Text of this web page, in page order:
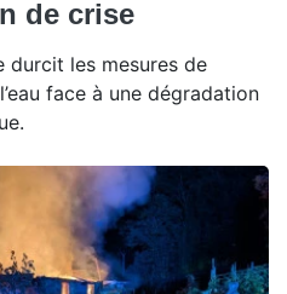
de crise
durcit les mesures de
face à une dégradation